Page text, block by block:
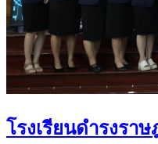
โรงเรียนดำรงรา